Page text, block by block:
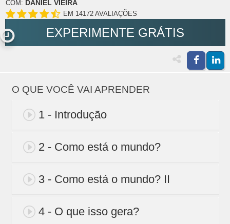
COM: DANIEL VIEIRA
EM 14172 AVALIAÇÕES
EXPERIMENTE GRÁTIS
O QUE VOCÊ VAI APRENDER
1 - Introdução
2 - Como está o mundo?
3 - Como está o mundo? II
4 - O que isso gera?